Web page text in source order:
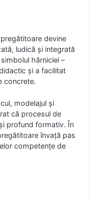
devine
ludică și integrată
hărniciei –
și a facilitat
concrete.
modelajul și
că procesul de
profund formativ. În
învață pas
competențe de